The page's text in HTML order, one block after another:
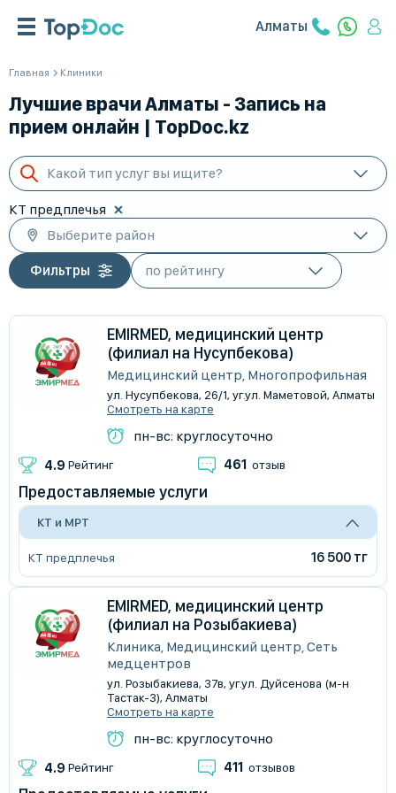
Алматы
Главная Клиники
Лучшие врачи Алматы - Запись на
прием онлайн | TopDoc.kz
Какой тип услуг вы ищите?
КТ предплечья
Выберите район
Фильтры
EMIRMED, медицинский центр
(филиал на Нусупбекова)
Медицинский центр, Многопрофильная
ул. Нусупбекова, 26/1, уг.ул. Маметовой, Алматы
Смотреть на карте
пн-вс: круглосуточно
4.9 Рейтинг 461 отзыв
Предоставляемые услуги
КТ и МРТ
КТ предплечья 16 500 тг
EMIRMED, медицинский центр
(филиал на Розыбакиева)
Клиника, Медицинский центр, Сеть
медцентров
​ул. Розыбакиева, 37в, уг.ул. Дуйсенова (м-н
Тастак-3), Алматы
Смотреть на карте
пн-вс: круглосуточно
4.9 Рейтинг 411 отзывов